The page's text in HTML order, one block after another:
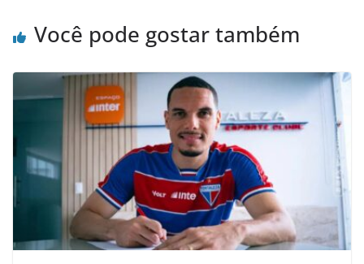
Você pode gostar também